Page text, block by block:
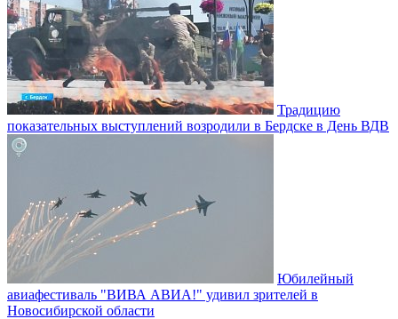
Традицию
показательных выступлений возродили в Бердске в День ВДВ
Юбилейный
авиафестиваль "ВИВА АВИА!" удивил зрителей в
Новосибирской области